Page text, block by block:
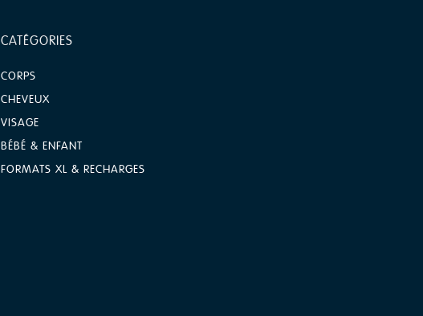
CATÉGORIES
CORPS
CHEVEUX
VISAGE
BÉBÉ & ENFANT
FORMATS XL & RECHARGES